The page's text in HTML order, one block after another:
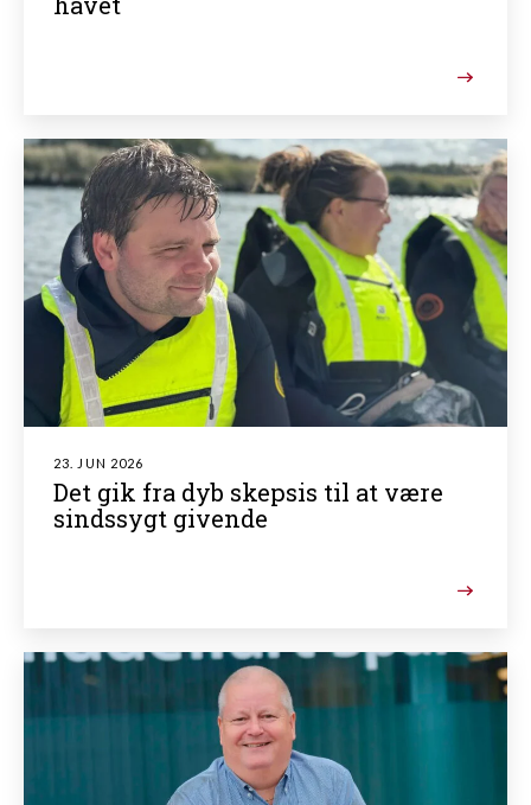
23. JUN 2026
Det gik fra dyb skepsis til at være
sindssygt givende